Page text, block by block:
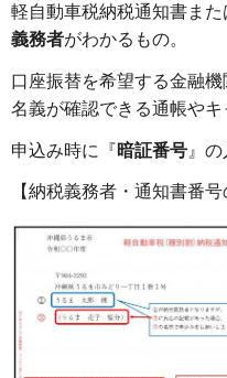
軽自動車税納税通知書ま
義務者がわかるもの。
口座振替を希望する金融
名義が確認できる通帳や
申込み時に『暗証番号 』
【納税義務者・通知書番号